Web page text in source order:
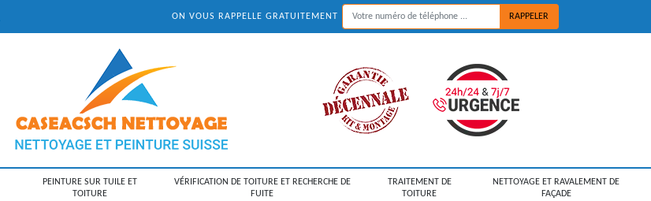
ON VOUS RAPPELLE GRATUITEMENT
PEINTURE SUR TUILE ET
TOITURE
VÉRIFICATION DE TOITURE ET RECHERCHE DE
FUITE
TRAITEMENT DE
TOITURE
NETTOYAGE ET RAVALEMENT DE
FAÇADE